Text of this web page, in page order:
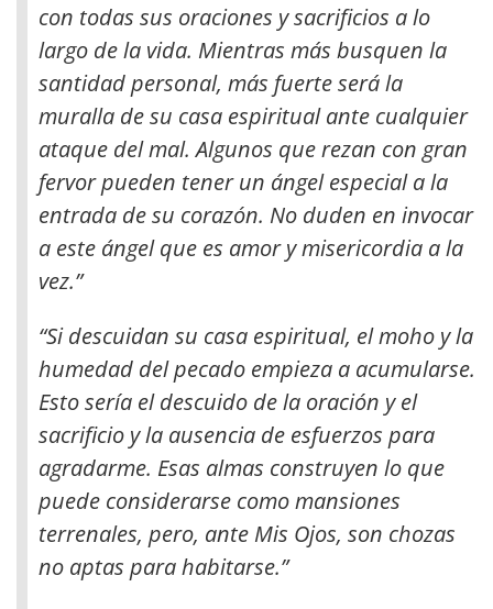
con todas sus oraciones y sacrificios a lo
largo de la vida. Mientras más busquen la
santidad personal, más fuerte será la
muralla de su casa espiritual ante cualquier
ataque del mal. Algunos que rezan con gran
fervor pueden tener un ángel especial a la
entrada de su corazón. No duden en invocar
a este ángel que es amor y misericordia a la
vez.”
“Si descuidan su casa espiritual, el moho y la
humedad del pecado empieza a acumularse.
Esto sería el descuido de la oración y el
sacrificio y la ausencia de esfuerzos para
agradarme. Esas almas construyen lo que
puede considerarse como mansiones
terrenales, pero, ante Mis Ojos, son chozas
no aptas para habitarse.”